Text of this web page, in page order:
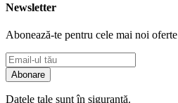
Newsletter
Abonează-te pentru cele mai noi oferte
Abonare
Datele tale sunt în siguranță.